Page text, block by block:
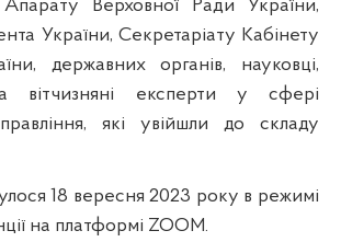
Апарату Верховної Ради України,
України, Секретаріату Кабінету
державних органів, науковці,
вітчизняні експерти у сфері
які увійшли до складу
18 вересня 2023 року в режимі
на платформі ZOOM.